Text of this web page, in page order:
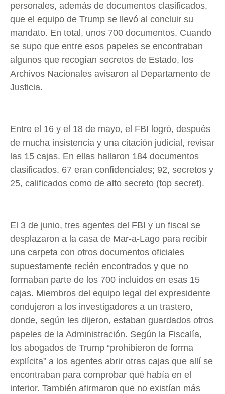
personales, además de documentos clasificados,
que el equipo de Trump se llevó al concluir su
mandato. En total, unos 700 documentos. Cuando
se supo que entre esos papeles se encontraban
algunos que recogían secretos de Estado, los
Archivos Nacionales avisaron al Departamento de
Justicia.
Entre el 16 y el 18 de mayo, el FBI logró, después
de mucha insistencia y una citación judicial, revisar
las 15 cajas. En ellas hallaron 184 documentos
clasificados. 67 eran confidenciales; 92, secretos y
25, calificados como de alto secreto (top secret).
El 3 de junio, tres agentes del FBI y un fiscal se
desplazaron a la casa de Mar-a-Lago para recibir
una carpeta con otros documentos oficiales
supuestamente recién encontrados y que no
formaban parte de los 700 incluidos en esas 15
cajas. Miembros del equipo legal del expresidente
condujeron a los investigadores a un trastero,
donde, según les dijeron, estaban guardados otros
papeles de la Administración. Según la Fiscalía,
los abogados de Trump “prohibieron de forma
explícita” a los agentes abrir otras cajas que allí se
encontraban para comprobar qué había en el
interior. También afirmaron que no existían más